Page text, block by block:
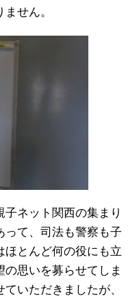
せん。
ネット関西の集まり
って、司法も警察も子
ほとんど何の役にも立
思いを募らせてしま
いただきましたが、